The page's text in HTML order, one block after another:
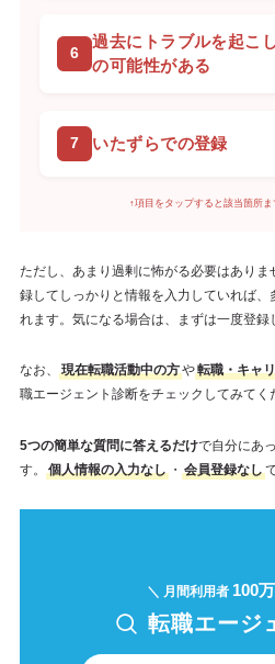
過去にトラブルを起こ
の可能性がある
いたずらでの登録
↑項目をタップすると該当箇所
ただし、あまり過剰に怖がる必要はあり
録してしっかりと情報を入力していれば
れます。気になる場合は、まずは一度登録
なお、 現在転職活動中の方や転職・キャ
職エージェント診断をチェックしてみてく
5つの簡単な質問に答えるだけで自分にあ
す。
個人情報の入力なし・ 会員登録なし
＼ 月間利用者 100
転職エージ